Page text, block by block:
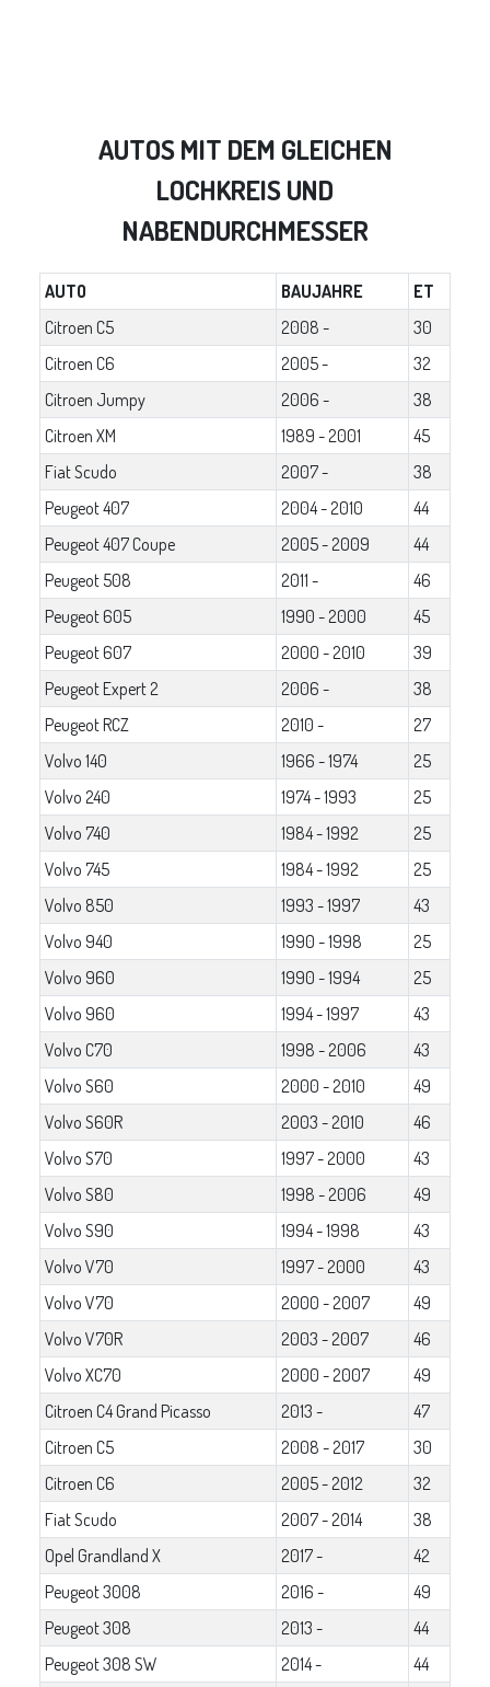
AUTOS MIT DEM GLEICHEN
LOCHKREIS UND
NABENDURCHMESSER
AUTO BAUJAHRE
ET
Citroen C5
2008 -
30
Citroen C6
2005 -
32
Citroen Jumpy
2006 -
38
Citroen XM
1989 - 2001
45
Fiat Scudo
2007 -
38
Peugeot 407
2004 - 2010
44
Peugeot 407 Coupe
2005 - 2009
44
Peugeot 508
2011 -
46
Peugeot 605
1990 - 2000
45
Peugeot 607
2000 - 2010
39
Peugeot Expert 2
2006 -
38
Peugeot RCZ
2010 -
27
Volvo 140
1966 - 1974
25
Volvo 240
1974 - 1993
25
Volvo 740
1984 - 1992
25
Volvo 745
1984 - 1992
25
Volvo 850
1993 - 1997
43
Volvo 940
1990 - 1998
25
Volvo 960
1990 - 1994
25
Volvo 960
1994 - 1997
43
Volvo C70
1998 - 2006
43
Volvo S60
2000 - 2010
49
Volvo S60R
2003 - 2010
46
Volvo S70
1997 - 2000
43
Volvo S80
1998 - 2006
49
Volvo S90
1994 - 1998
43
Volvo V70
1997 - 2000
43
Volvo V70
2000 - 2007
49
Volvo V70R
2003 - 2007
46
Volvo XC70
2000 - 2007
49
Citroen C4 Grand Picasso
2013 -
47
Citroen C5
2008 - 2017
30
Citroen C6
2005 - 2012
32
Fiat Scudo
2007 - 2014
38
Opel Grandland X
2017 -
42
Peugeot 3008
2016 -
49
Peugeot 308
2013 -
44
Peugeot 308 SW
2014 -
44